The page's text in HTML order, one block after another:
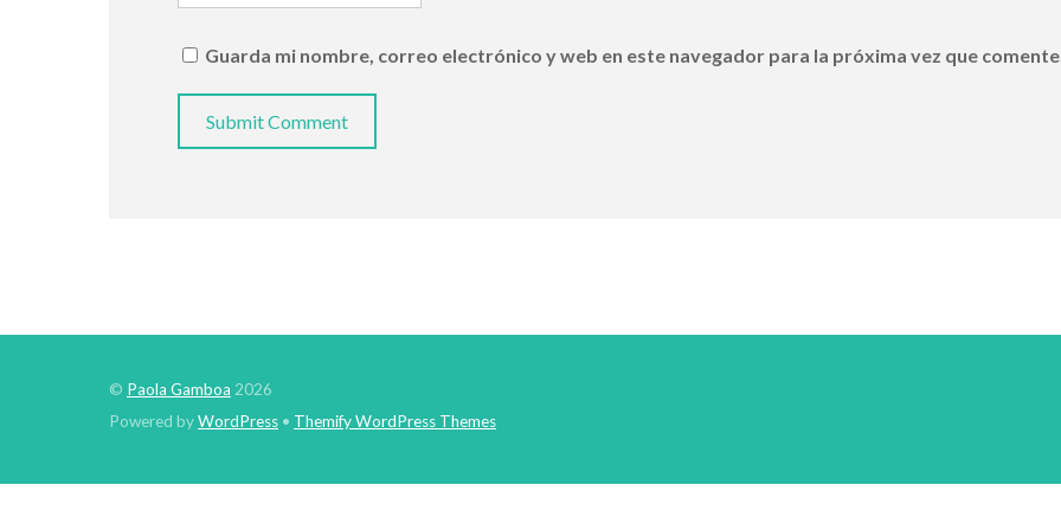
Guarda mi nombre, correo electrónico y web en este navegador para la próxima vez que
© Paola Gamboa 2026
Powered byWordPress • Themify WordPress Themes